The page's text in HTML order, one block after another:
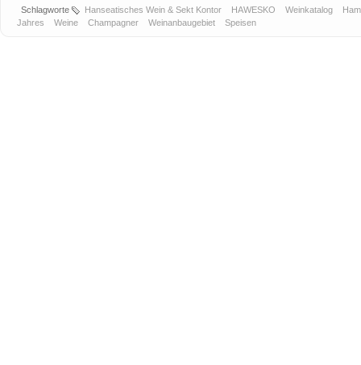
Schlagworte Hanseatisches Wein & Sekt Kontor HAWESKO Weinkatalog
Jahres
Weine Champagner Weinanbaugebiet Speisen